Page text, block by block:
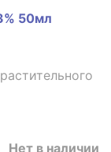
50мл
Нет в наличии